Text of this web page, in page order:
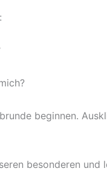
beginnen.
besonderen und